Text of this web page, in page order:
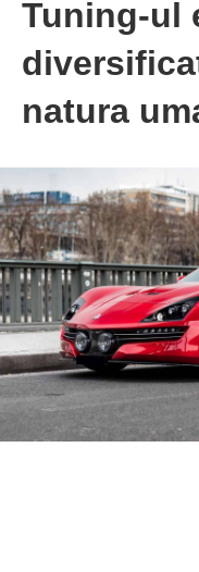
Tuning-ul
natura